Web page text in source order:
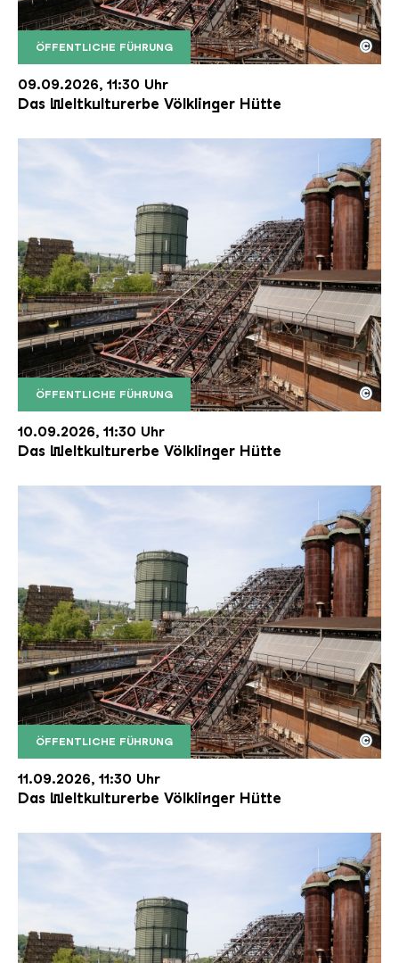
ÖFFENTLICHE FÜHRUNG
Der Erzschrägaufzug der Völklinger Hütte mit
Copyright: Weltkulturerbe Völklinger Hütte | Karl
©
09.09.2026, 11:30 Uhr
Das Weltkulturerbe Völklinger Hütte
ÖFFENTLICHE FÜHRUNG
Der Erzschrägaufzug der Völklinger Hütte mit
Copyright: Weltkulturerbe Völklinger Hütte | Karl
©
10.09.2026, 11:30 Uhr
Das Weltkulturerbe Völklinger Hütte
ÖFFENTLICHE FÜHRUNG
Der Erzschrägaufzug der Völklinger Hütte mit
Copyright: Weltkulturerbe Völklinger Hütte | Karl
©
11.09.2026, 11:30 Uhr
Das Weltkulturerbe Völklinger Hütte